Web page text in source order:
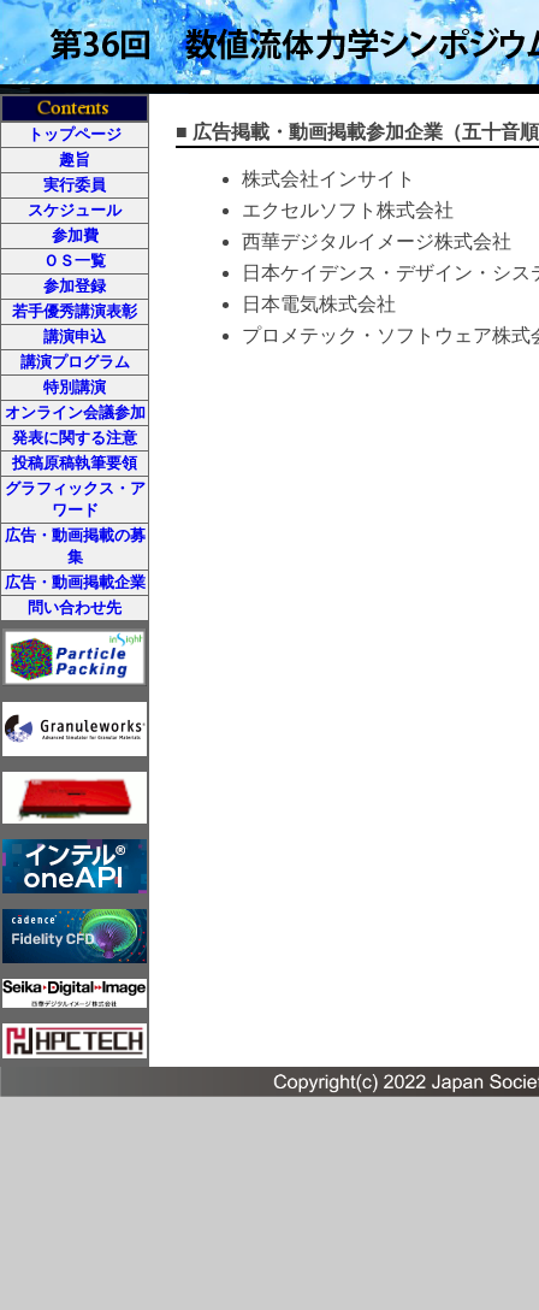
トップページ
趣旨
実行委員
スケジュール
参加費
ＯＳ一覧
参加登録
若手優秀講演表彰
講演申込
講演プログラム
特別講演
オンライン会議参加
発表に関する注意
投稿原稿執筆要領
グラフィックス・ア
ワード
広告・動画掲載の募
集
広告・動画掲載企業
問い合わせ先
■ 広告掲載・動画掲載参加企業（五十音
株式会社インサイト
エクセルソフト株式会社
西華デジタルイメージ株式会社
日本ケイデンス・デザイン・シス
日本電気株式会社
プロメテック・ソフトウェア株式